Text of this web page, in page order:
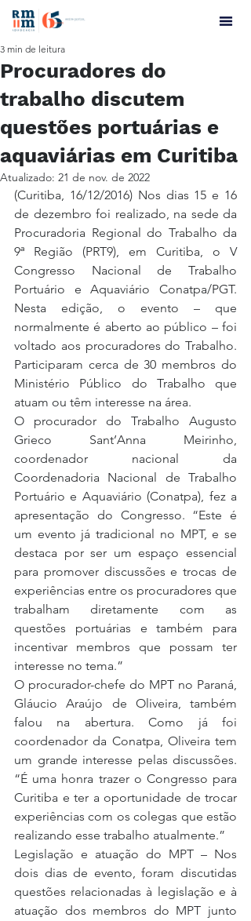
Procuradores do
trabalho discutem
questões portuárias e
aquaviárias em Curitiba
3 min de leitura
Atualizado: 21 de nov. de 2022
(Curitiba, 16/12/2016) Nos dias 15 e 16
de dezembro foi realizado, na sede da
Procuradoria Regional do Trabalho da
9ª Região (PRT9), em Curitiba, o V
Congresso Nacional de Trabalho
Portuário e Aquaviário Conatpa/PGT.
Nesta edição, o evento – que
normalmente é aberto ao público – foi
voltado aos procuradores do Trabalho.
Participaram cerca de 30 membros do
Ministério Público do Trabalho que
atuam ou têm interesse na área.
O procurador do Trabalho Augusto
Grieco Sant’Anna Meirinho,
coordenador nacional da
Coordenadoria Nacional de Trabalho
Portuário e Aquaviário (Conatpa), fez a
apresentação do Congresso. “Este é
um evento já tradicional no MPT, e se
destaca por ser um espaço essencial
para promover discussões e trocas de
experiências entre os procuradores que
trabalham diretamente com as
questões portuárias e também para
incentivar membros que possam ter
interesse no tema.”
O procurador-chefe do MPT no Paraná,
Gláucio Araújo de Oliveira, também
falou na abertura. Como já foi
coordenador da Conatpa, Oliveira tem
um grande interesse pelas discussões.
“É uma honra trazer o Congresso para
Curitiba e ter a oportunidade de trocar
experiências com os colegas que estão
realizando esse trabalho atualmente.”
Legislação e atuação do MPT – Nos
dois dias de evento, foram discutidas
questões relacionadas à legislação e à
atuação dos membros do MPT junto